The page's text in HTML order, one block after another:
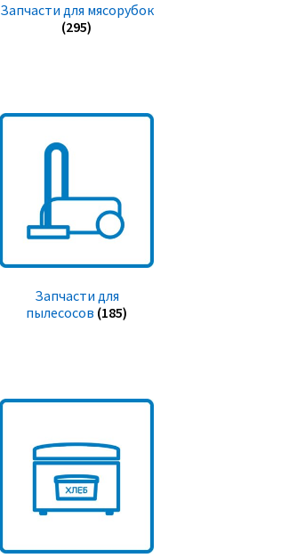
Запчасти для мясорубок
(295)
Запчасти для
пылесосов (185)